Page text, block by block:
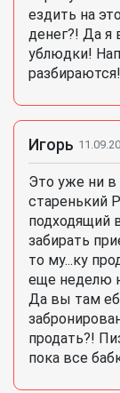
ездить на
денег?! Да я
ублюдки!
Игорь
Это уже ни в
старенький
подходящий
забирать
то му...ку
еще неделю
Да вы там
продать?!
пока все